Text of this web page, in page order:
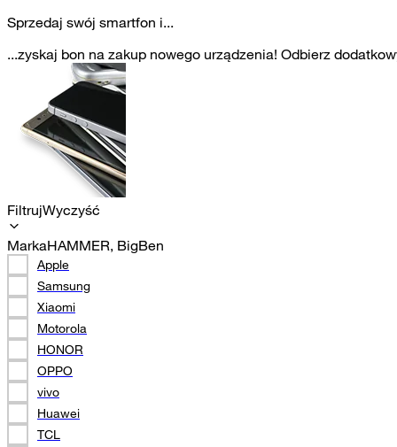
Sprzedaj swój smartfon i...
...zyskaj bon na zakup nowego urządzenia! Odbierz
FiltrujWyczyść
MarkaHAMMER, BigBen
Apple
Samsung
Xiaomi
Motorola
HONOR
OPPO
vivo
Huawei
TCL